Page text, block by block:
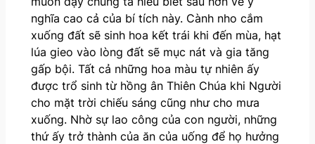
nghĩa cao cả của bí tích này. Cành nho cắm
xuống đất sẽ sinh hoa kết trái khi đến mùa, hạt
lúa gieo vào lòng đất sẽ mục nát và gia tăng
gấp bội. Tất cả những hoa màu tự nhiên ấy
được trổ sinh từ hồng ân Thiên Chúa khi Người
cho mặt trời chiếu sáng cũng như cho mưa
xuống. Nhờ sự lao công của con người, những
thứ ấy trở thành của ăn của uống để họ hưởng